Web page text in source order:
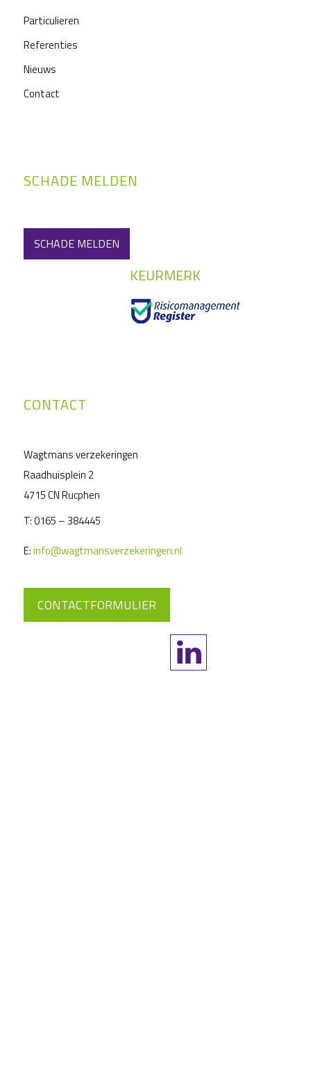
Particulieren
Referenties
Nieuws
Contact
SCHADE MELDEN
SCHADE MELDEN
KEURMERK
CONTACT
Wagtmans verzekeringen
Raadhuisplein 2
4715 CN Rucphen
T:0165 – 384445
E:info@wagtmansverzekeringen.nl
CONTACTFORMULIER